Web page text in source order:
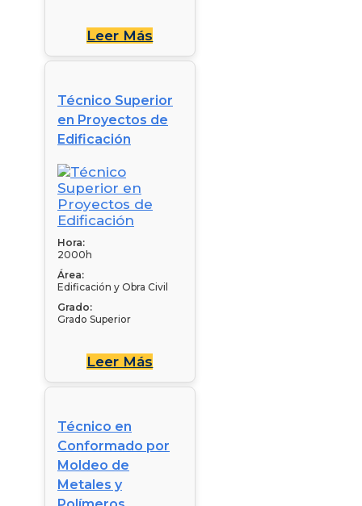
Leer Más
Técnico Superior
en Proyectos de
Edificación
Hora:
2000h
Área:
Edificación y Obra Civil
Grado:
Grado Superior
Leer Más
Técnico en
Conformado por
Moldeo de
Metales y